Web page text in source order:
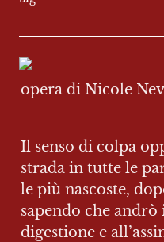
opera di Nicole
Il senso di colpa
strada in tutte le
le più nascoste,
sapendo che
digestione e